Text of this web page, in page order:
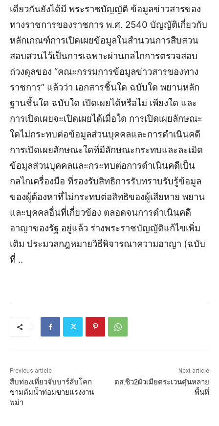
เดียวกันยังได้มี พระราชบัญญัติ ข้อมูลข่าวสารของ
ทางราชการของราชการ พ.ศ. 2540 บัญญัติเกี่ยวกับ
หลักเกณฑ์การเปิดเผยข้อมูลในสำนวนการสืบสวน
สอบสวนไว้เป็นการเฉพาะผ่านกลไกการตรวจสอบ
ถ่วงดุลของ “คณะกรรมการข้อมูลข่าวสารของทาง
ราชการ” แล้วว่า เอกสารชิ้นใด ฉบับใด พยานหลัก
ฐานชิ้นใด ฉบับใด เปิดเผยได้หรือไม่ เพียงใด และ
การเปิดเผยจะเปิดเผยได้เมื่อใด การเปิดเผยลักษณะ
ใดไม่กระทบต่อข้อมูลส่วนบุคคลและการดำเนินคดี
การเปิดเผยลักษณะใดที่มีลักษณะกระทบและละเมิด
ข้อมูลส่วนบุคคลและกระทบต่อการดำเนินคดีเป็น
กลไกเครื่องมือ ที่รองรับสิทธิการรับทราบรับรู้ข้อมูล
ของผู้ต้องหาที่ไม่กระทบต่อสิทธิของผู้เสียหาย พยาน
และบุคคลอื่นที่เกี่ยวข้อง ตลอดจนการดำเนินคดี
อาญาของรัฐ อยู่แล้ว ร่างพระราชบัญญัติแก้ไขเพิ่ม
เติม ประมวลกฎหมายวิธีพิจารณาความอาญา (ฉบับ
ที่ ..
Previous article
สืบท่องเที่ยวจับบาร์ลับโคก
ขามต้มน้ำท่อมขายแรงงาน
พม่า
Next article
ดส.ซิว2ผัวเมียตระเวนตุ๋นหลาย
พื้นที่